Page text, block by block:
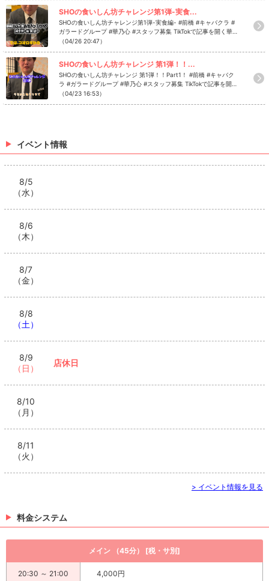
SHOの食いしん坊チャレンジ第1弾-実食...
SHOの食いしん坊チャレンジ第1弾-実食編- #前橋 #キャバクラ #
ガラードグループ #華乃心 #スタッフ募集 TikTokで記事を開く華乃
心のTikTokのフォローといいね！もお願いします❤
（04/26 20:47）
SHOの食いしん坊チャレンジ 第1弾！！...
SHOの食いしん坊チャレンジ 第1弾！！Part1！ #前橋 #キャバク
ラ #ガラードグループ #華乃心 #スタッフ募集 TikTokで記事を開く
華乃心のTikTokのフォローといいね！もお願いします❤
（04/23 16:53）
イベント情報
8/5
（水）
8/6
（木）
8/7
（金）
8/8
（土）
8/9
（日）
店休日
8/10
（月）
8/11
（火）
> イベント情報を見る
料金システム
メイン （45分） [税・サ別]
20:30 ～ 21:00 4,000円